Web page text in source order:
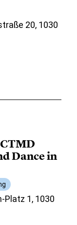
20, 1030
Dance in
Platz 1, 1030